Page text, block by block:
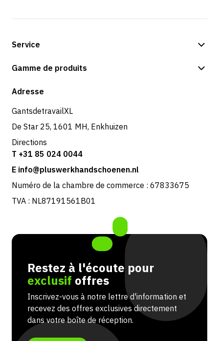
Service
Options de paiement
Retours et service
Gamme de produits
Boutique
Adresse
GantsdetravailXL
De Star 25, 1601 MH, Enkhuizen
Directions
T +31 85 024 0044
E info@pluswerkhandschoenen.nl
Numéro de la chambre de commerce : 67833675
TVA : NL87191561B01
Restez à l'écoute pour
exclusif offres
Inscrivez-vous à notre lettre d'information et
recevez des offres exclusives directement
dans votre boîte de réception.